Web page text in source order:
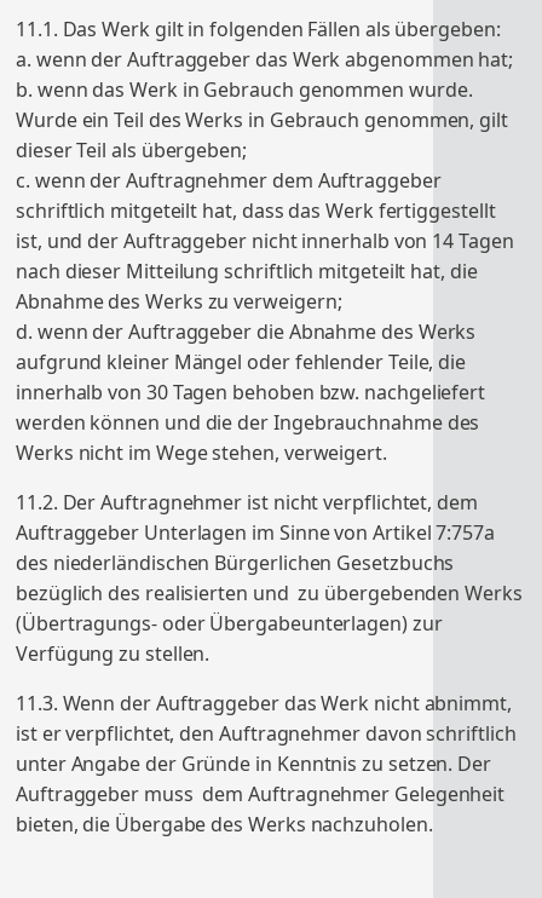
11.1. Das Werk gilt in folgenden Fällen als übergeben:
a. wenn der Auftraggeber das Werk abgenommen hat;
b. wenn das Werk in Gebrauch genommen wurde.
Wurde ein Teil des Werks in Gebrauch genommen, gilt
dieser Teil als übergeben;
c. wenn der Auftragnehmer dem Auftraggeber
schriftlich mitgeteilt hat, dass das Werk fertiggestellt
ist, und der Auftraggeber nicht innerhalb von 14 Tagen
nach dieser Mitteilung schriftlich mitgeteilt hat, die
Abnahme des Werks zu verweigern;
d. wenn der Auftraggeber die Abnahme des Werks
aufgrund kleiner Mängel oder fehlender Teile, die
innerhalb von 30 Tagen behoben bzw. nachgeliefert
werden können und die der Ingebrauchnahme des
Werks nicht im Wege stehen, verweigert.
11.2. Der Auftragnehmer ist nicht verpflichtet, dem
Auftraggeber Unterlagen im Sinne von Artikel 7:757a
des niederländischen Bürgerlichen Gesetzbuchs
bezüglich des realisierten und zu übergebenden Werks
(Übertragungs- oder Übergabeunterlagen) zur
Verfügung zu stellen.
11.3. Wenn der Auftraggeber das Werk nicht abnimmt,
ist er verpflichtet, den Auftragnehmer davon schriftlich
unter Angabe der Gründe in Kenntnis zu setzen. Der
Auftraggeber muss dem Auftragnehmer Gelegenheit
bieten, die Übergabe des Werks nachzuholen.